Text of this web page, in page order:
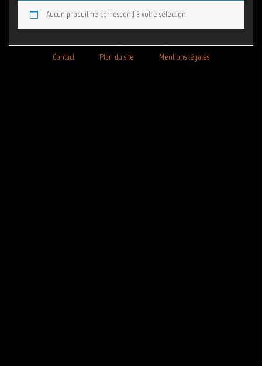
Aucun produit ne correspond à votre sélection.
Contact Plan du site Mentions légales